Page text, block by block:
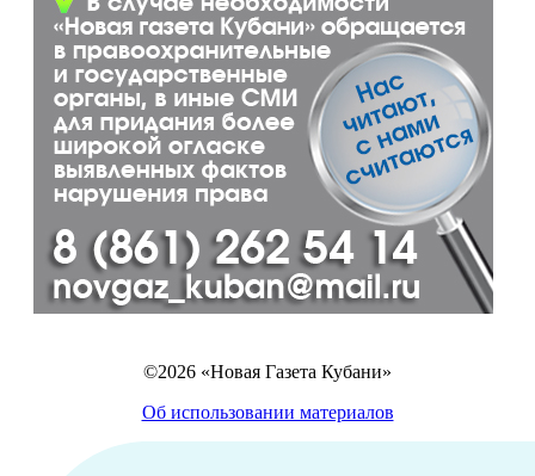
©2026 «Новая Газета Кубани»
Об использовании материалов